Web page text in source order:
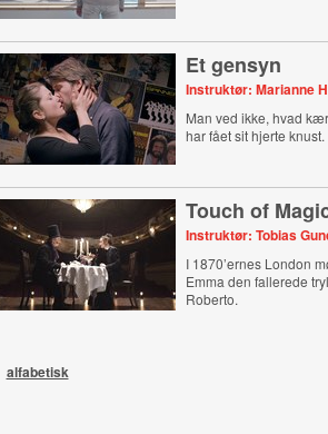
Et gensyn
Instruktør: Marianne
Man ved ikke, hvad
har fået sit hjerte knust.
Touch of
Instruktør: Tobias
I 1870’ernes London
Emma den fallerede
Roberto.
alfabetisk